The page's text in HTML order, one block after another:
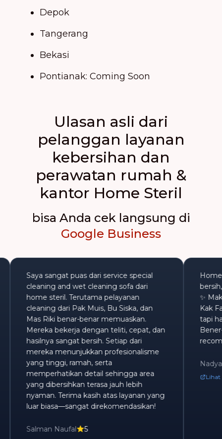
Depok
Tangerang
Bekasi
Pontianak: Coming Soon
Ulasan asli dari
pelanggan layanan
kebersihan dan
perawatan rumah &
kantor Home Steril
bisa Anda cek langsung di
Google Business
Saya sangat puas dari service special
cleaning and wet cleaning sofa dari
home steril. Terutama pelayanan
cleaning dari Pak Muis, Bu Siska, dan
Mas Riki benar-benar memuaskan.
Mereka bekerja dengan teliti, cepat, dan
hasilnya sangat bersih. Setiap dari
mereka menunjukkan profesionalisme
yang tinggi, ramah, serta
memperhatikan detail sehingga area
yang dibersihkan terasa jauh lebih
nyaman. Terima kasih atas layanan yang
luar biasa—sangat direkomendasikan!
Salman Naufal